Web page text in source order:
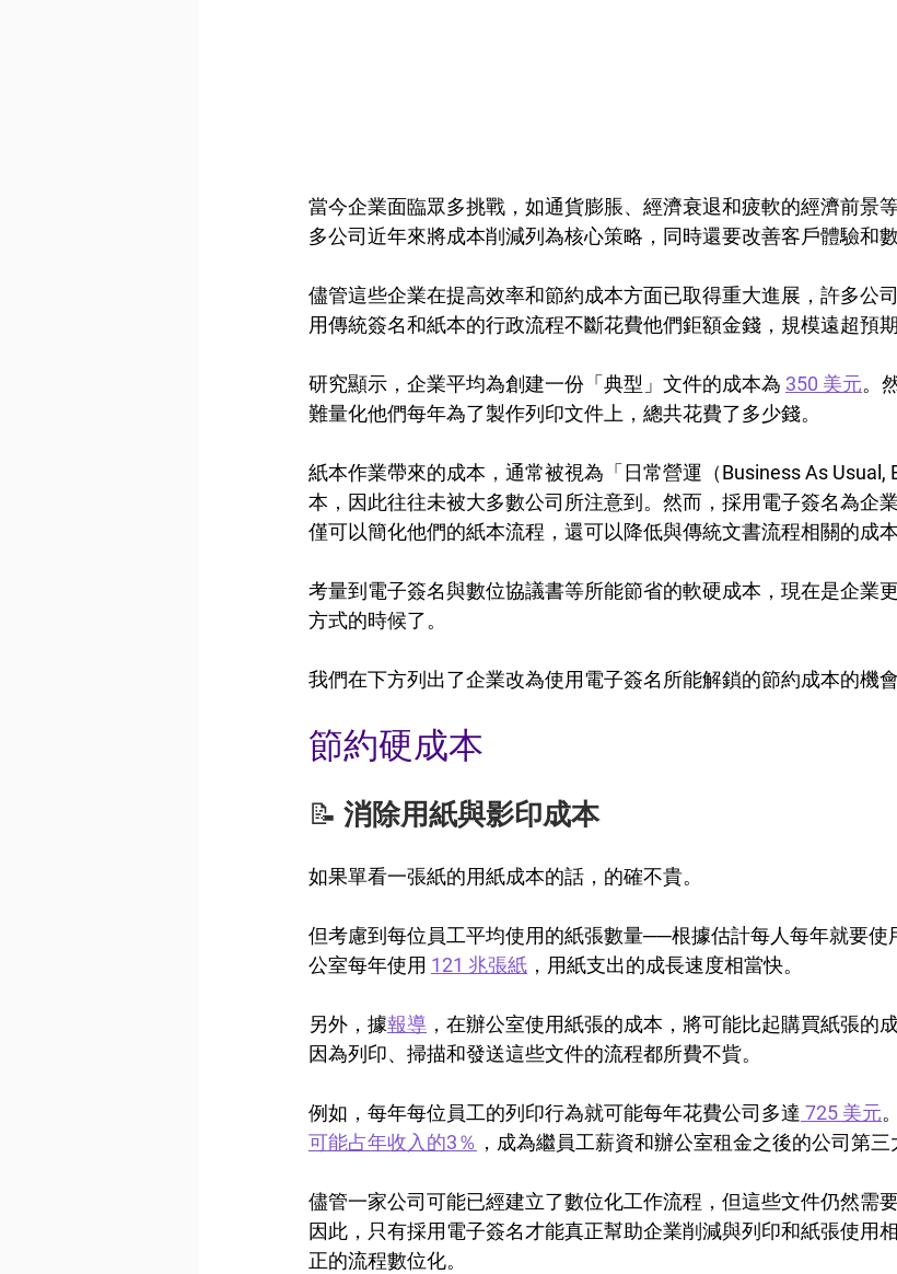
當今企業面臨眾多挑戰，如通貨膨脹、經濟衰退和疲軟的經濟前景
多公司近年來將成本削減列為核心策略，同時還要改善客戶體驗和數
儘管這些企業在提高效率和節約成本方面已取得重大進展，許多公
用傳統簽名和紙本的行政流程不斷花費他們鉅額金錢，規模遠超預期
研究顯示，企業平均為創建一份「典型」文件的成本為 350 美元。
難量化他們每年為了製作列印文件上，總共花費了多少錢。
紙本作業帶來的成本，通常被視為「日常營運（Business As Usual,
本，因此往往未被大多數公司所注意到。然而，採用電子簽名為企
僅可以簡化他們的紙本流程，還可以降低與傳統文書流程相關的成本
考量到電子簽名與數位協議書等所能節省的軟硬成本，現在是企業
方式的時候了。
我們在下方列出了企業改為使用電子簽名所能解鎖的節約成本的機會
節約硬成本
📝 消除用紙與影印成本
如果單看一張紙的用紙成本的話，的確不貴。
但考慮到每位員工平均使用的紙張數量──根據估計每人每年就要
公室每年使用 121 兆張紙 ，用紙支出的成長速度相當快。
另外，據報導 ，在辦公室使用紙張的成本，將可能比起購買紙張的
因為列印、掃描和發送這些文件的流程都所費不貲。
例如，每年每位員工的列印行為就可能每年花費公司多達 725 美元
可能占年收入的3％ ，成為繼員工薪資和辦公室租金之後的公司第三
儘管一家公司可能已經建立了數位化工作流程，但這些文件仍然需
因此，只有採用電子簽名才能真正幫助企業削減與列印和紙張使用
正的流程數位化。